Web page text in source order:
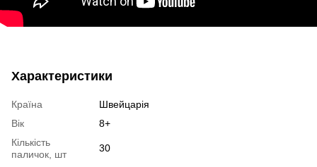
Характеристики
Країна
Швейцарія
Вік
8+
Кількість
паличок, шт
30